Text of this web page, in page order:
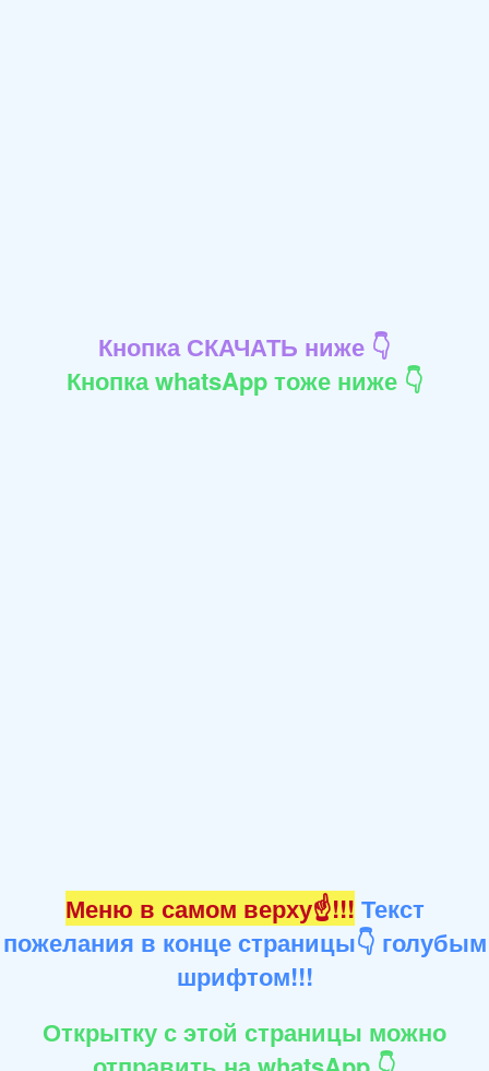
Кнопка СКАЧАТЬ ниже 👇
Кнопка whatsApp тоже ниже 👇
Меню в самом верху☝!!! Текст
пожелания в конце страницы👇 голубым
шрифтом!!!
Открытку с этой страницы можно